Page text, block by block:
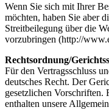
Wenn Sie sich mit Ihrer
möchten, haben Sie aber
Streitbeilegung über die
vorzubringen (http://
Rechtsordnung/
Für den Vertragsschluss
deutsches Recht. Der
gesetzlichen Vorschriften.
enthalten unsere